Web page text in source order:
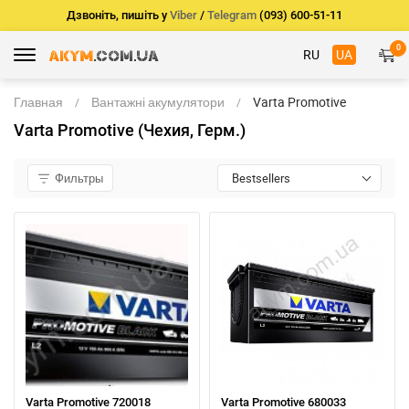
Дзвоніть, пишіть у Viber / Telegram (093) 600-51-11
RU UA 0
Главная Вантажні акумулятори
Varta Promotive
Varta Promotive (Чехия, Герм.)
Фильтры Bestsellers
Varta Promotive 720018
Varta Promotive 680033